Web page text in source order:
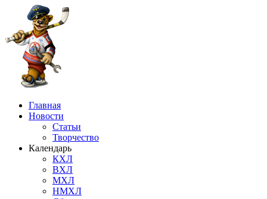
Главная
Новости
Статьи
Творчество
Календарь
КХЛ
ВХЛ
МХЛ
НМХЛ